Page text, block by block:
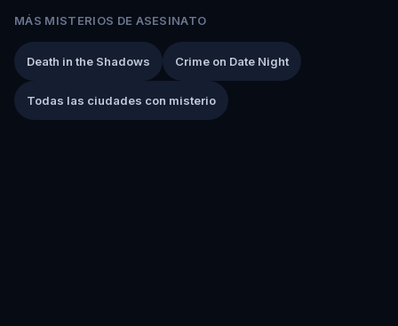
MÁS MISTERIOS DE ASESINATO
Death in the Shadows Crime on Date Night
Todas las ciudades con misterio